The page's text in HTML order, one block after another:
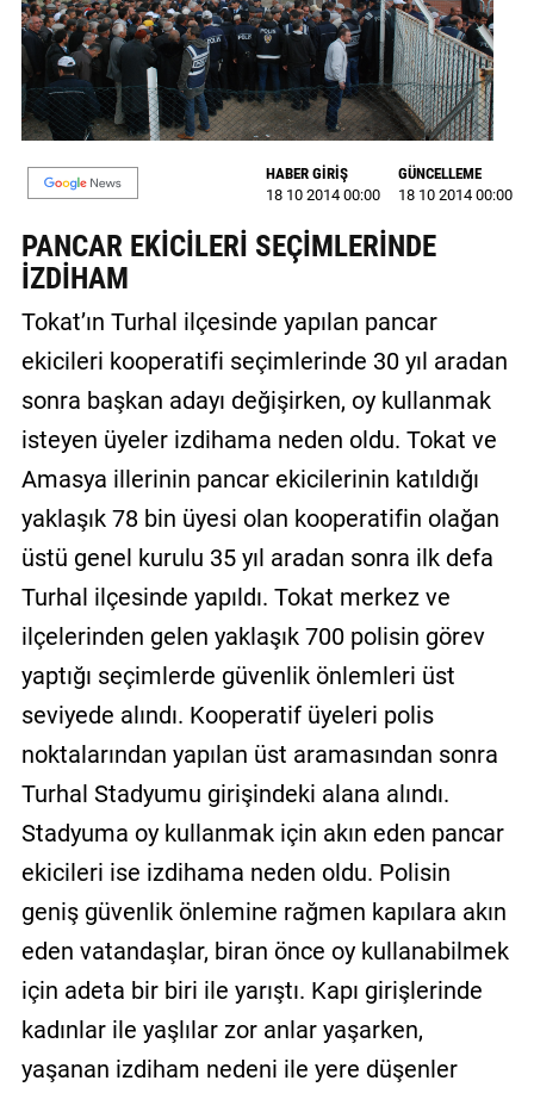
GALERİ
VİDEO
YAZARLAR
BİZE
Künye
İletişim
Gizlilik
Sözleşmesi
Kullanıcı
Sözleşmesi
HABER GİRİŞ
18 10 2014 00:00
GÜNCELLEME
18 10 2014 00:00
PANCAR EKİCİLERİ SEÇİMLERİNDE
İZDİHAM
Tokat’ın Turhal ilçesinde yapılan pancar
ekicileri kooperatifi seçimlerinde 30 yıl aradan
sonra başkan adayı değişirken, oy kullanmak
isteyen üyeler izdihama neden oldu. Tokat ve
Amasya illerinin pancar ekicilerinin katıldığı
yaklaşık 78 bin üyesi olan kooperatifin olağan
üstü genel kurulu 35 yıl aradan sonra ilk defa
Turhal ilçesinde yapıldı. Tokat merkez ve
ilçelerinden gelen yaklaşık 700 polisin görev
yaptığı seçimlerde güvenlik önlemleri üst
seviyede alındı. Kooperatif üyeleri polis
noktalarından yapılan üst aramasından sonra
Turhal Stadyumu girişindeki alana alındı.
Stadyuma oy kullanmak için akın eden pancar
ekicileri ise izdihama neden oldu. Polisin
geniş güvenlik önlemine rağmen kapılara akın
eden vatandaşlar, biran önce oy kullanabilmek
için adeta bir biri ile yarıştı. Kapı girişlerinde
kadınlar ile yaşlılar zor anlar yaşarken,
yaşanan izdiham nedeni ile yere düşenler